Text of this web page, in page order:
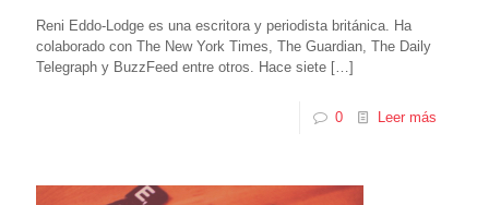
Reni Eddo-Lodge es una escritora y periodista británica. Ha
colaborado con The New York Times, The Guardian, The Daily
Telegraph y BuzzFeed entre otros. Hace siete […]
0 Leer más